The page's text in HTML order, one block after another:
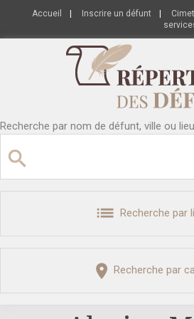
Accueil Inscrire un défunt
Recherche par nom de défunt, ville ou lieu
Recherche par
Recherche par